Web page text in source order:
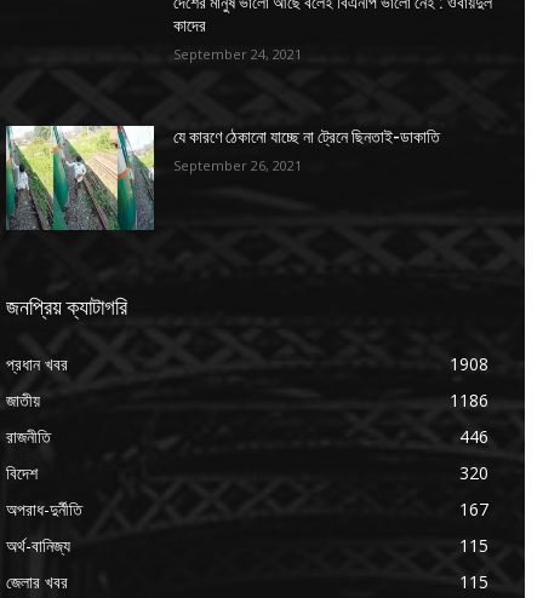
কাদের
September 24, 2021
যে কারণে ঠেকানো যাচ্ছে না ট্রেনে ছিনতাই-ডাকাতি
September 26, 2021
জনপ্রিয় ক্যাটাগরি
প্রধান খবর
1908
জাতীয়
1186
রাজনীতি
446
বিদেশ
320
অপরাধ-দুর্নীতি
167
অর্থ-বানিজ্য
115
জেলার খবর
115